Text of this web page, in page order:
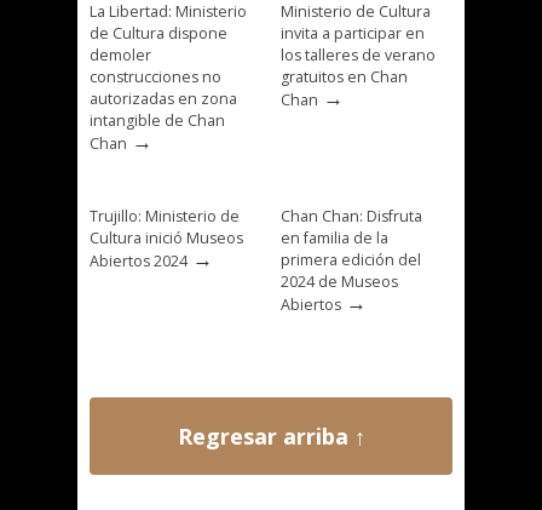
La Libertad: Ministerio
de Cultura dispone
demoler
construcciones no
autorizadas en zona
intangible de Chan
Chan →
Ministerio de Cultura
invita a participar en
los talleres de verano
gratuitos en Chan
Chan →
Trujillo: Ministerio de
Cultura inició Museos
Abiertos 2024→
Chan Chan: Disfruta
en familia de la
primera edición del
2024 de Museos
Abiertos →
Regresar arriba ↑